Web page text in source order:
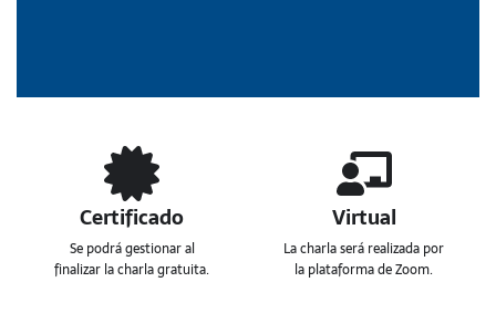
Certificado
Se podrá gestionar al
finalizar la charla gratuita.
Virtual
La charla será realizada por
la plataforma de Zoom.